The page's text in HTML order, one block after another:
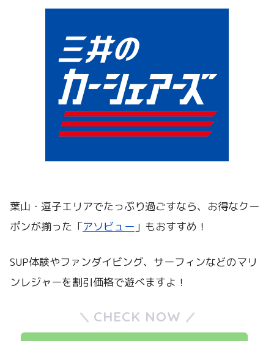
葉山・逗子エリアでたっぷり過ごすなら、お得なクー
ポンが揃った「アソビュー 」もおすすめ！
SUP体験やファンダイビング、サーフィンなどのマリ
ンレジャーを割引価格で遊べますよ！
CHECK NOW